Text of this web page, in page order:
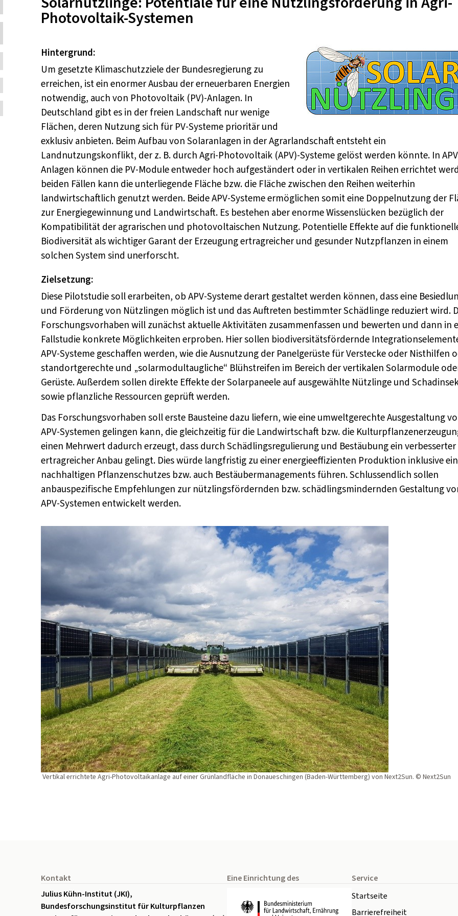
Photovoltaik-Systemen
Hintergrund:
Um gesetzte Klimaschutzziele der Bundesregierung zu
erreichen, ist ein enormer Ausbau der erneuerbaren Energien
notwendig, auch von Photovoltaik (PV)-Anlagen. In
Deutschland gibt es in der freien Landschaft nur wenige
Flächen, deren Nutzung sich für PV-Systeme prioritär und
exklusiv anbieten. Beim Aufbau von Solaranlagen in der Agrarlandschaft entsteht ein
Landnutzungskonflikt, der z. B. durch Agri-Photovoltaik (APV)-Systeme gelöst werden könnte. In
Anlagen können die PV-Module entweder hoch aufgeständert oder in vertikalen Reihen errichtet
beiden Fällen kann die unterliegende Fläche bzw. die Fläche zwischen den Reihen weiterhin
landwirtschaftlich genutzt werden. Beide APV-Systeme ermöglichen somit eine Doppelnutzung der
zur Energiegewinnung und Landwirtschaft. Es bestehen aber enorme Wissenslücken bezüglich der
Kompatibilität der agrarischen und photovoltaischen Nutzung. Potentielle Effekte auf die
Biodiversität als wichtiger Garant der Erzeugung ertragreicher und gesunder Nutzpflanzen in einem
solchen System sind unerforscht.
Zielsetzung:
Diese Pilotstudie soll erarbeiten, ob APV-Systeme derart gestaltet werden können, dass eine
und Förderung von Nützlingen möglich ist und das Auftreten bestimmter Schädlinge reduziert wird.
Forschungsvorhaben will zunächst aktuelle Aktivitäten zusammenfassen und bewerten und dann in
Fallstudie konkrete Möglichkeiten erproben. Hier sollen biodiversitätsfördernde
APV-Systeme geschaffen werden, wie die Ausnutzung der Panelgerüste für Verstecke oder Nisthilfen
standortgerechte und „solarmodultaugliche“ Blühstreifen im Bereich der vertikalen Solarmodule
Gerüste. Außerdem sollen direkte Effekte der Solarpaneele auf ausgewählte Nützlinge und
sowie pflanzliche Ressourcen geprüft werden.
Das Forschungsvorhaben soll erste Bausteine dazu liefern, wie eine umweltgerechte Ausgestaltung
APV-Systemen gelingen kann, die gleichzeitig für die Landwirtschaft bzw. die
einen Mehrwert dadurch erzeugt, dass durch Schädlingsregulierung und Bestäubung ein
ertragreicher Anbau gelingt. Dies würde langfristig zu einer energieeffizienten Produktion inklusive
nachhaltigen Pflanzenschutzes bzw. auch Bestäubermanagements führen. Schlussendlich sollen
anbauspezifische Empfehlungen zur nützlingsfördernden bzw. schädlingsmindernden Gestaltung
APV-Systemen entwickelt werden.
Vertikal errichtete Agri-Photovoltaikanlage auf einer Grünlandfläche in Donaueschingen (Baden-Württemberg) von Next2Sun. © Next2Sun
Kontakt
Julius Kühn-Institut (JKI),
Bundesforschungsinstitut für Kulturpflanzen
Eine Einrichtung des
Service
Startseite
Barrierefreiheit